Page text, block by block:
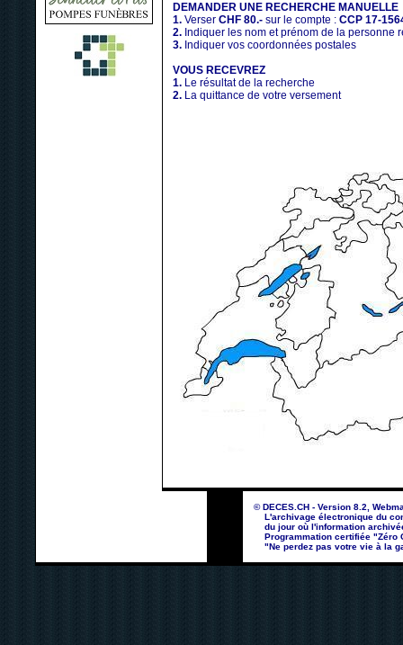
DEMANDER UNE RECHERCHE MANUELLE
1. Verser CHF 80.- sur le compte : CCP 17-
2. Indiquer les nom et prénom de la personne
3. Indiquer vos coordonnées postales
VOUS RECEVREZ
1. Le résultat de la recherche
2. La quittance de votre versement
© DECES.CH - Version 8.2,
L'archivage électronique du
du jour où l'information
Programmation certifiée "Zéro
"Ne perdez pas votre vie à la